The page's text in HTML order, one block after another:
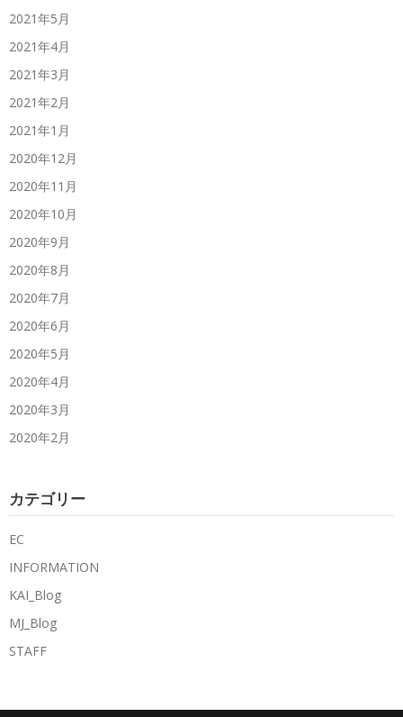
2021年5月
2021年4月
2021年3月
2021年2月
2021年1月
2020年12月
2020年11月
2020年10月
2020年9月
2020年8月
2020年7月
2020年6月
2020年5月
2020年4月
2020年3月
2020年2月
カテゴリー
EC
INFORMATION
KAI_Blog
MJ_Blog
STAFF